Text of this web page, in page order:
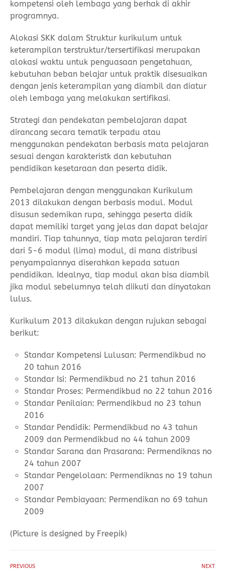
kompetensi oleh lembaga yang berhak di akhir
programnya.
Alokasi SKK dalam Struktur kurikulum untuk
keterampilan terstruktur/tersertifikasi merupakan
alokasi waktu untuk penguasaan pengetahuan,
kebutuhan beban belajar untuk praktik disesuaikan
dengan jenis keterampilan yang diambil dan diatur
oleh lembaga yang melakukan sertifikasi.
Strategi dan pendekatan pembelajaran dapat
dirancang secara tematik terpadu atau
menggunakan pendekatan berbasis mata pelajaran
sesuai dengan karakteristk dan kebutuhan
pendidikan kesetaraan dan peserta didik.
Pembelajaran dengan menggunakan Kurikulum
2013 dilakukan dengan berbasis modul. Modul
disusun sedemikan rupa, sehingga peserta didik
dapat memiliki target yang jelas dan dapat belajar
mandiri. Tiap tahunnya, tiap mata pelajaran terdiri
dari 5-6 modul (lima) modul, di mana distribusi
penyampaiannya diserahkan kepada satuan
pendidikan. Idealnya, tiap modul akan bisa diambil
jika modul sebelumnya telah diikuti dan dinyatakan
lulus.
Kurikulum 2013 dilakukan dengan rujukan sebagai
berikut:
Standar Kompetensi Lulusan: Permendikbud no
20 tahun 2016
Standar Isi: Permendikbud no 21 tahun 2016
Standar Proses: Permendikbud no 22 tahun 2016
Standar Penilaian: Permendikbud no 23 tahun
2016
Standar Pendidik: Permendikbud no 43 tahun
2009 dan Permendikbud no 44 tahun 2009
Standar Sarana dan Prasarana: Permendiknas no
24 tahun 2007
Standar Pengelolaan: Permendiknas no 19 tahun
2007
Standar Pembiayaan: Permendikan no 69 tahun
2009
(Picture is designed by Freepik)
PREVIOUS NEXT